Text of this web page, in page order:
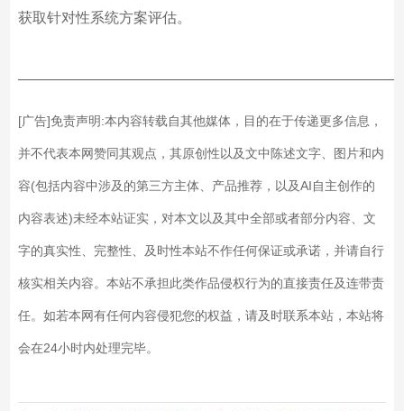
获取针对性系统方案评估。
[广告]免责声明:本内容转载自其他媒体，目的在于传递更多信息，
并不代表本网赞同其观点，其原创性以及文中陈述文字、图片和内
容(包括内容中涉及的第三方主体、产品推荐，以及AI自主创作的
内容表述)未经本站证实，对本文以及其中全部或者部分内容、文
字的真实性、完整性、及时性本站不作任何保证或承诺，并请自行
核实相关内容。本站不承担此类作品侵权行为的直接责任及连带责
任。如若本网有任何内容侵犯您的权益，请及时联系本站，本站将
会在24小时内处理完毕。